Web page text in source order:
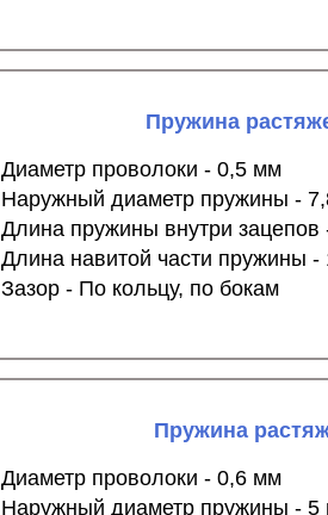
Пружина
Диаметр проволоки - 0,5 мм
Наружный диаметр пружины -
Длина пружины внутри
Длина навитой части пружины
Зазор - По кольцу, по бокам
Пружина
Диаметр проволоки - 0,6 мм
Наружный диаметр пружины - 5